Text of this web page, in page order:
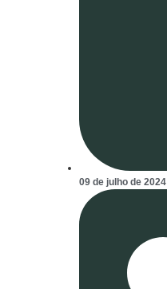
09 de julho de 2024